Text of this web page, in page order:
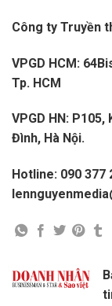
Công ty Truyền
VPGD HCM:
Tp. HCM
VPGD HN: P105,
Đình, Hà Nội.
Hotline: 090 377